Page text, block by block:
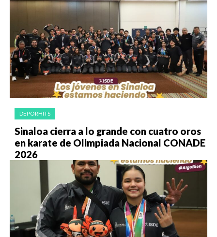
DEPORHITS
Sinaloa cierra a lo grande con cuatro oros
en karate de Olimpiada Nacional CONADE
2026